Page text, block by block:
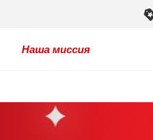
Наша миссия